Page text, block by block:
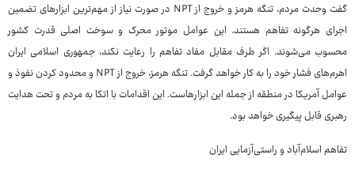
گفت وحدت مردم، تنگه هرمز و خروج از NPT در صورت نیاز از مهم‌ترین ابزارهای تضمین
اجرای هرگونه تفاهم هستند. این عوامل موتور محرک و سوخت اصلی قدرت کشور
محسوب می‌شوند. اگر طرف مقابل مفاد تفاهم را رعایت نکند، جمهوری اسلامی ایران
اهرم‌های فشار خود را به کار خواهد گرفت. تنگه هرمز، خروج از NPT و محدود کردن نفوذ و
عوامل آمریکا در منطقه از جمله این ابزارهاست. این اقدامات با اتکا به مردم و تحت هدایت
رهبری قابل پیگیری خواهد بود.
تفاهم اسلام‌آباد و راستی‌آزمایی ایران